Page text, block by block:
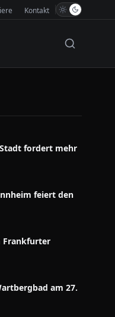
Kontakt
fordert mehr
feiert den
Frankfurter
am 27.